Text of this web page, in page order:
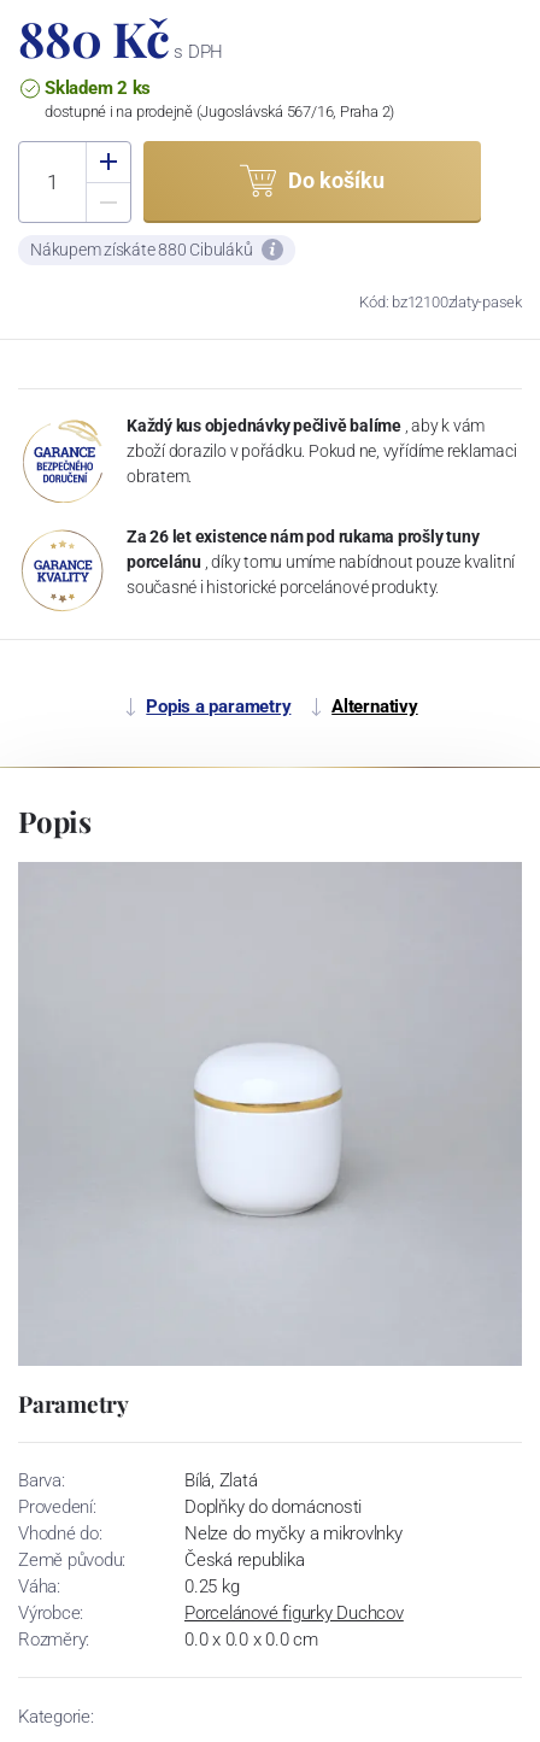
880 Kč s DPH
Skladem 2 ks
dostupné i na prodejně (Jugoslávská 567/16, Praha 2)
Do košíku
Nákupem získáte 880 Cibuláků
Kód: bz12100zlaty-pasek
Každý kus objednávky pečlivě balíme , aby k vám
zboží dorazilo v pořádku. Pokud ne, vyřídíme reklamaci
obratem.
Za 26 let existence nám pod rukama prošly tuny
porcelánu , díky tomu umíme nabídnout pouze kvalitní
současné i historické porcelánové produkty.
Popis a parametry Alternativy
Popis
Parametry
Barva:
Bílá, Zlatá
Provedení:
Doplňky do domácnosti
Vhodné do:
Nelze do myčky a mikrovlnky
Země původu:
Česká republika
Váha:
0.25 kg
Výrobce:
Porcelánové figurky Duchcov
Rozměry:
0.0 x 0.0 x 0.0 cm
Kategorie: